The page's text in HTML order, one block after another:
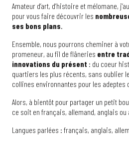
Amateur d’art, d’histoire et mélomane,
pour vous faire découvrir les
ses bons plans
Ensemble, nous pourrons cheminer à
promeneur, au fil de flâneries entre
innovations du présent : du coeur
quartiers les plus récents, sans oublier
collines environnantes pour les adeptes
Alors, à bientôt pour partager un petit
ce soit en français, allemand, anglais ou
Langues parlées : français, anglais,